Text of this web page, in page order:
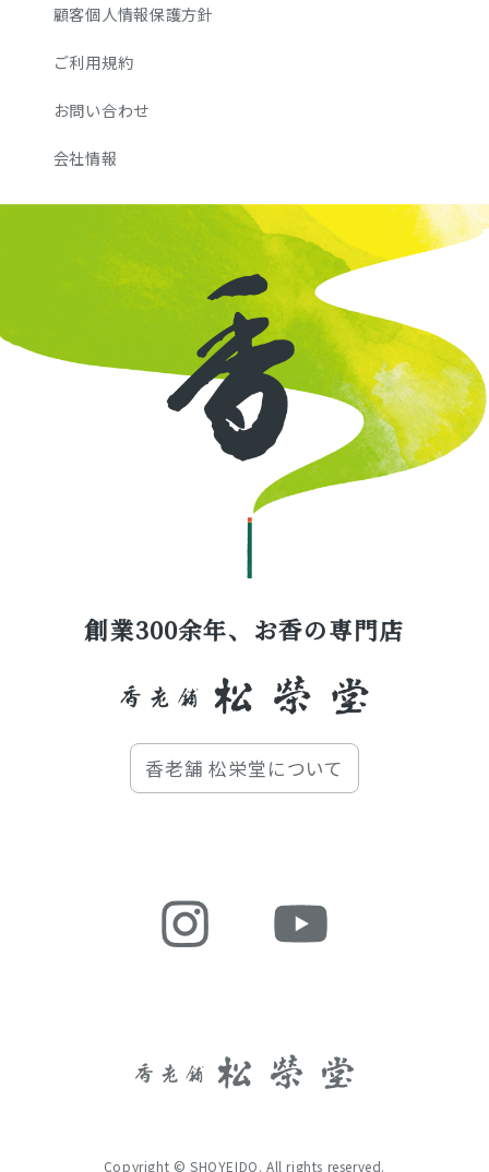
顧客個人情報保護方針
ご利用規約
お問い合わせ
会社情報
創業300余年、お香の専門店
香老舗 松栄堂について
Copyright © SHOYEIDO. All rights reserved.